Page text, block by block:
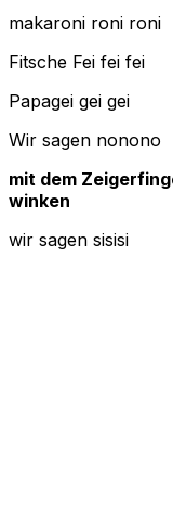
makaroni roni roni
Fitsche Fei fei fei
Papagei gei gei
Wir sagen nonono
mit dem
winken
wir sagen sisisi